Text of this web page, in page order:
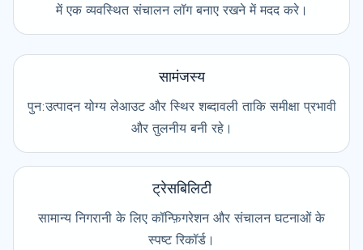
में एक व्यवस्थित संचालन लॉग बनाए रखने में मदद करे।
सामंजस्य
पुन:उत्पादन योग्य लेआउट और स्थिर शब्दावली ताकि समीक्षा प्रभावी
और तुलनीय बनी रहे।
ट्रेसबिलिटी
सामान्य निगरानी के लिए कॉन्फ़िगरेशन और संचालन घटनाओं के
स्पष्ट रिकॉर्ड।